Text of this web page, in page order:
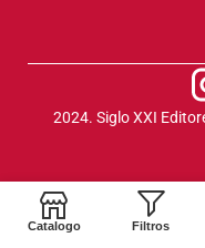
2024. Siglo XXI
Catalogo Filtros